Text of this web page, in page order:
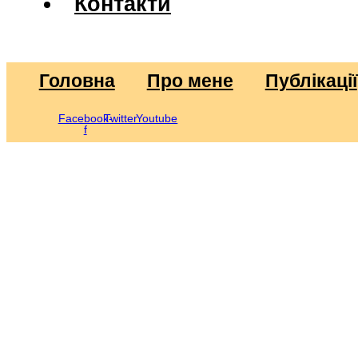
Головна Про мене Публікації
Facebook-
f
TwitterYoutube